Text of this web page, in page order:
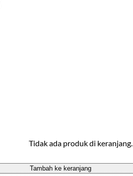
Tidak ada produk di keranjang.
Tambah ke keranjang